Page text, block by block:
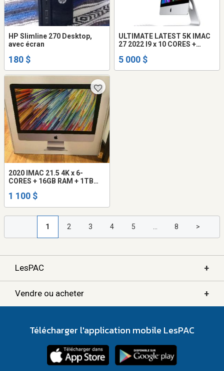
HP Slimline 270 Desktop,
avec écran
180 $
ULTIMATE LATEST 5K IMAC
27 2022 I9 x 10 CORES +
128GB RAM + 8TB FLASH =
MONSTER IMAC (BNIB)
5 000 $
2020 IMAC 21.5 4K x 6-
CORES + 16GB RAM + 1TB
1 100 $
1 2 3 4 5 ... 8 >
LesPAC +
Vendre ou acheter +
Télécharger l'application mobile LesPAC